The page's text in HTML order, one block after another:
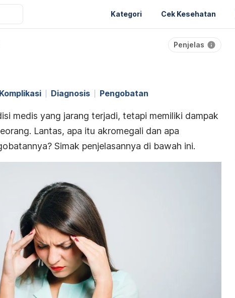
Kategori Cek Kesehatan
Penjelas
Komplikasi Diagnosis Pengobatan
medis yang jarang terjadi, tetapi memiliki dampak
Lantas, apa itu akromegali dan apa
Simak penjelasannya di bawah ini.